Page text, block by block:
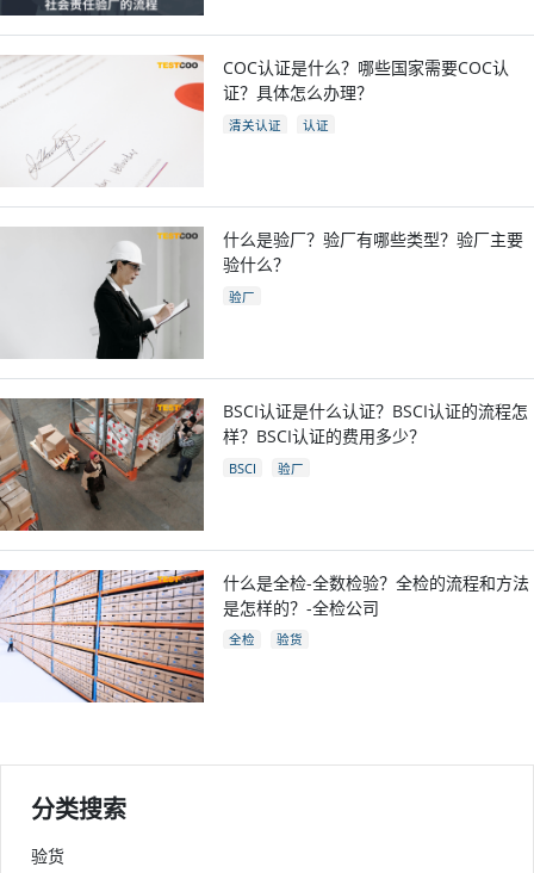
COC认证是什么？哪些国家需要COC认
证？具体怎么办理？
清关认证 认证
什么是验厂？验厂有哪些类型？验厂主要
验什么？
验厂
BSCI认证是什么认证？BSCI认证的流程怎
样？BSCI认证的费用多少？
BSCI 验厂
什么是全检-全数检验？全检的流程和方法
是怎样的？-全检公司
全检 验货
分类搜索
验货